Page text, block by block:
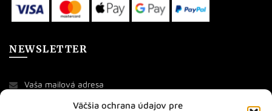
Väčšia ochrana údajov pre
NEWSLETTER